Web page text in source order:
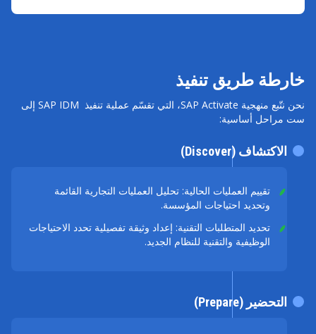
خارطة طريق تنفيذ
نحن نتّبع منهجية SAP Activate، التي تقسّم عملية تنفيذ SAP IDM إلى
ست مراحل أساسية:
تقييم العمليات الحالية: تحليل العمليات التجارية القائمة
وتحديد احتياجات المؤسسة.
تحديد المتطلبات التقنية: إعداد وثيقة تفصيلية تحدد الاحتياجات
الوظيفية والتقنية للنظام الجديد.
الاكتشاف (Discover)
التحضير (Prepare)